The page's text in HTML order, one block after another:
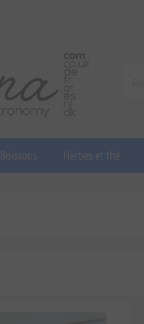
Boissons Herbes et thé